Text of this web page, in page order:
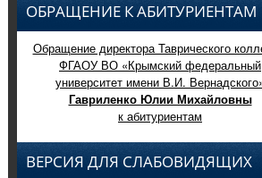
ОБРАЩЕНИЕ К АБИТУРИЕНТАМ
Обращение директора Таврического
ФГАОУ ВО «Крымский федеральный
университет имени В.И.
Гавриленко Юлии Михайловны
к абитуриентам
ВЕРСИЯ ДЛЯ СЛАБОВИДЯЩИХ